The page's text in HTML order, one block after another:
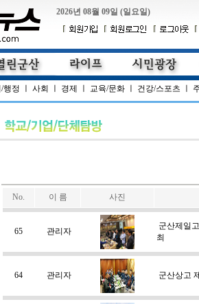
2026년 08월 09일 (일요일)
행정 사회 경제 교육/문화 건강/스포츠
No. 이 름 사진
65 관리자
군산제일
최
64 관리자 군산상고